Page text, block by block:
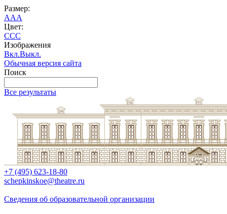
Размер:
AAA
Цвет:
CCC
Изображения
Вкл.Выкл.
Обычная версия сайта
Поиск
Все результаты
+7 (495) 623-18-80
schepkinskoe@theatre.ru
Сведения об образовательной организации